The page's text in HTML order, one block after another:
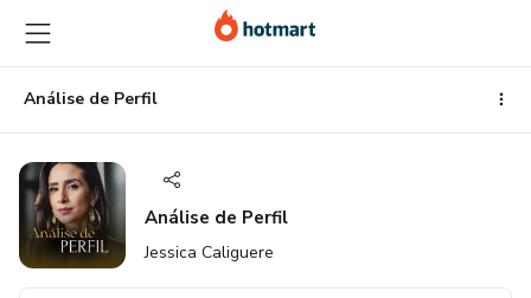
para
o
conteúdo
principal
para
o
pagamento
para
o
rodapé
Análise de Perfil
Análise de Perfil
Jessica Caliguere